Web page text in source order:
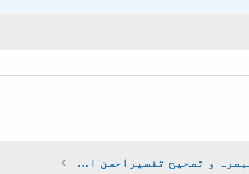
تبصرہ و تصحیح تفسیراحسن البیان (تفسیر مکی)